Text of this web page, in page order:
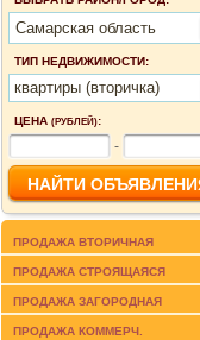
Самарская область
ТИП НЕДВИЖИМОСТИ:
квартиры (вторичка)
ЦЕНА (РУБЛЕЙ):
-
ПРОДАЖА ВТОРИЧНАЯ
ПРОДАЖА СТРОЯЩАЯСЯ
ПРОДАЖА ЗАГОРОДНАЯ
ПРОДАЖА КОММЕРЧ.